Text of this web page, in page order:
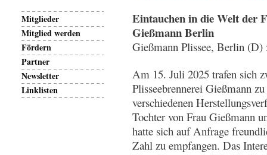
Eintauchen in die Welt der
Gießmann Berlin
Gießmann Plissee, Berlin
Am 15. Juli 2025 trafen sich
Plisseebrennerei Gießmann
verschiedenen
Tochter von Frau Gießmann
hatte sich auf Anfrage
Zahl zu empfangen. Das
Mitglieder
Mitglied werden
Fördern
Partner
Newsletter
Linklisten